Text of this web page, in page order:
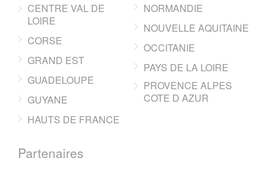
CENTRE VAL DE
LOIRE
CORSE
GRAND EST
GUADELOUPE
GUYANE
HAUTS DE FRANCE
NORMANDIE
NOUVELLE AQUITAINE
OCCITANIE
PAYS DE LA LOIRE
PROVENCE ALPES
COTE D AZUR
Partenaires